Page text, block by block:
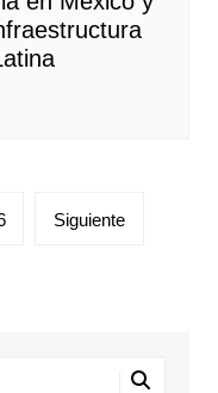
Siguiente